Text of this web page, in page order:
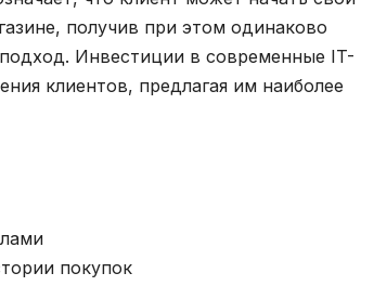
получив при этом одинаково
Инвестиции в современные IT-
клиентов, предлагая им наиболее
покупок